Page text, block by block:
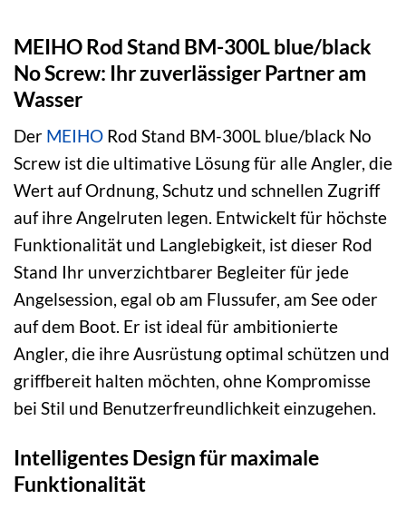
MEIHO Rod Stand BM-300L blue/black
No Screw: Ihr zuverlässiger Partner am
Wasser
Der MEIHO Rod Stand BM-300L blue/black No
Screw ist die ultimative Lösung für alle Angler, die
Wert auf Ordnung, Schutz und schnellen Zugriff
auf ihre Angelruten legen. Entwickelt für höchste
Funktionalität und Langlebigkeit, ist dieser Rod
Stand Ihr unverzichtbarer Begleiter für jede
Angelsession, egal ob am Flussufer, am See oder
auf dem Boot. Er ist ideal für ambitionierte
Angler, die ihre Ausrüstung optimal schützen und
griffbereit halten möchten, ohne Kompromisse
bei Stil und Benutzerfreundlichkeit einzugehen.
Intelligentes Design für maximale
Funktionalität